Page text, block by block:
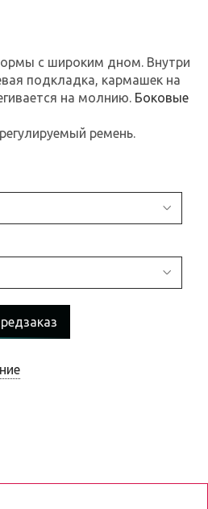
с широким дном. Внутри
подкладка, кармашек на
на молнию. Боковые
ремень.